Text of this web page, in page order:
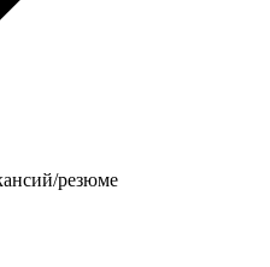
резюме